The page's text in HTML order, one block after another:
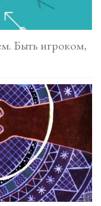
Быть игроком,